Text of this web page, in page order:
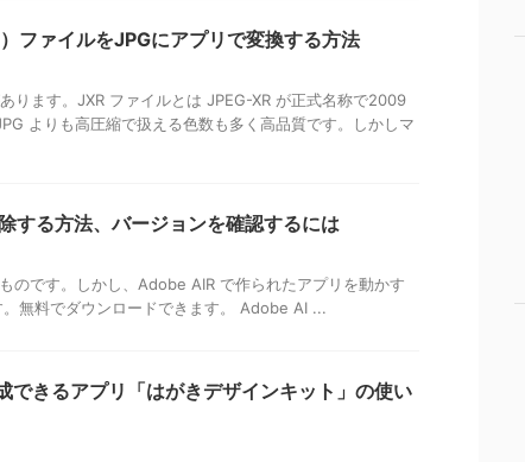
ファイルをJPGにアプリで変換する方法
ります。JXR ファイルとは JPEG-XR が正式名称で2009
よりも高圧縮で扱える色数も多く高品質です。しかしマ
る方法、バージョンを確認するには
のです。しかし、Adobe AIR で作られたアプリを動かす
無料でダウンロードできます。 Adobe AI ...
きるアプリ「はがきデザインキット」の使い